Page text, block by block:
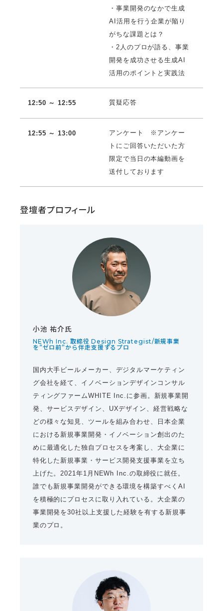
・事業開発のなかで生成
AI活用を行う企業が陥り
がちな課題とは？
・2人のプロが語る、事業
開発を成功させる生成AI
活用のポイントと実践法
12:50 ～ 12:55 質疑応答
12:55 ～ 13:00
アンケート ※アンケー
トにご回答いただいた方
限定で当日の本編動画を
送付しております
登壇者プロフィール
小池 祐介氏
NEWh Inc. 取締役 Design Strategist/新規事業
を”ゼロ前”から伴走支援するプロ
国内大手ビールメーカー、デジタルマーケティン
グ会社を経て、イノベーションデザインコンサル
ティングファームWHITE Inc.に参画。新規事業開
発、サービスデザイン、UXデザイン、経営戦略な
どの様々な知見、ツールを組み合わせ、日本企業
における新規事業開発・イノベーション創出のた
めに最適化した独自プロセスを考案し、大企業に
特化した新規事業・サービス開発支援事業を立ち
上げた。2021年1月NEWh Inc.の取締役に就任。
誰でも新規事業開発ができる環境を構築すべくAI
を積極的にプロセスに取り入れている。大企業の
事業開発を30社以上支援した経験を有する新規事
業のプロ。